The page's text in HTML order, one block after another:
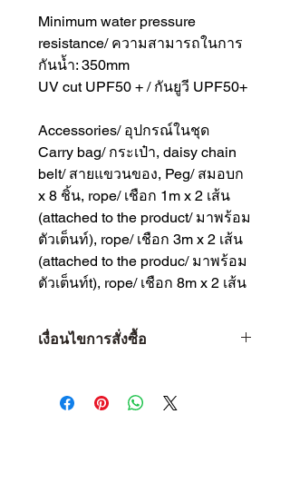
Minimum water pressure
resistance/ ความสามารถในการ
กันน้ำ: 350mm
UV cut UPF50 + / กันยูวี UPF50+
Accessories/ อุปกรณ์ในชุด
Carry bag/ กระเป๋า, daisy chain
belt/ สายแขวนของ, Peg/ สมอบก
x 8 ชิ้น, rope/ เชือก 1m x 2 เส้น
(attached to the product/ มาพร้อม
ตัวเต็นท์), rope/ เชือก 3m x 2 เส้น
(attached to the produc/ มาพร้อม
ตัวเต็นท์t), rope/ เชือก 8m x 2 เส้น
เงื่อนไขการสั่งซื้อ
1 • จำกัดจำนวน 1 ท่าน ต่อ 1 ชิ้น
เท่านั้น